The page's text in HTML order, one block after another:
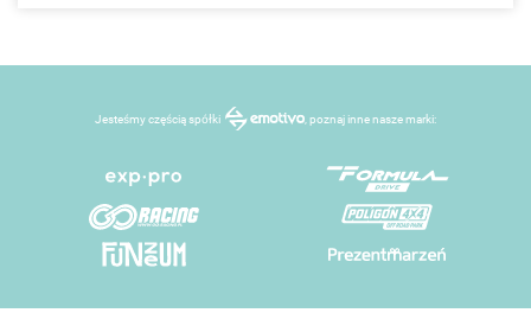
Jesteśmy częścią spółki , poznaj inne nasze marki: